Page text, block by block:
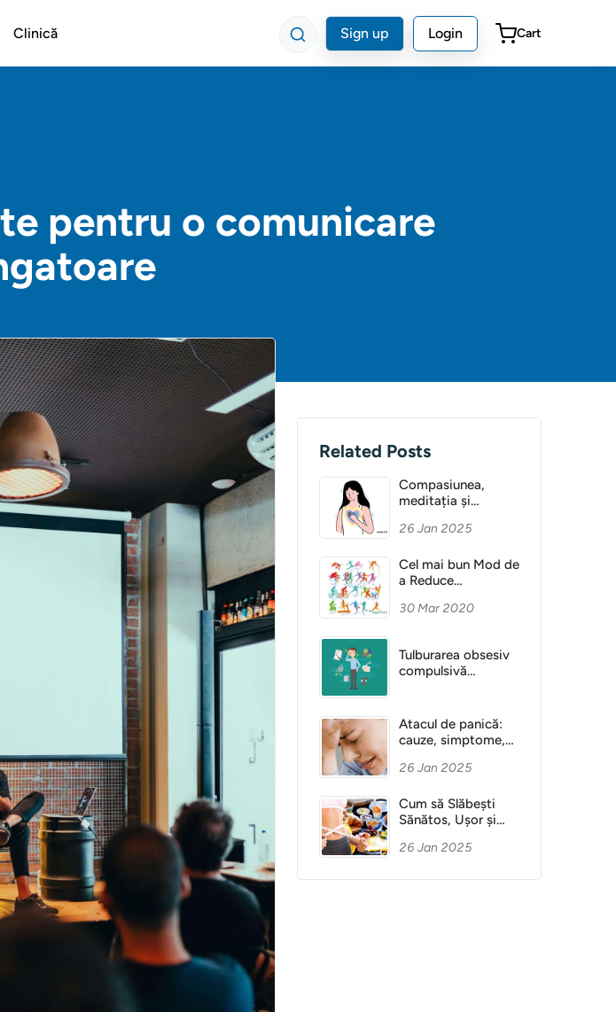
Clinică Sign up Login Cart
pentru o comunicare
Related Posts
Compasiunea,
meditația și
26 Jan 2025
Cel mai bun Mod de
a Reduce
30 Mar 2020
Tulburarea obsesiv
compulsivă
Atacul de panică:
cauze, simptome,
26 Jan 2025
Cum să Slăbești
Sănătos, Ușor și
26 Jan 2025